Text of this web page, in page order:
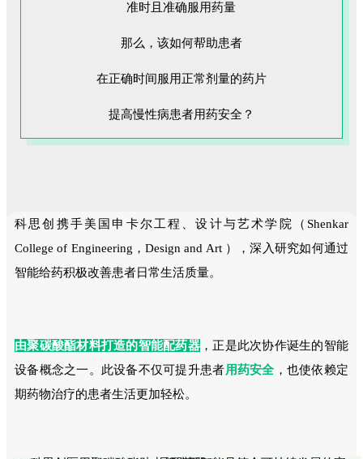
准时且准确服用药量
那么，该如何帮助患者
在正确时间服用正常剂量的药片
提高慢性病患者用药安全？
科思创携手美国申卡尔工程、设计与艺术学院（Shenkar
College of Engineering，Design and Art ），深入研究如何通过
智能给药积极改善患者日常生活质量。
由聚碳酸酯材料打造的智能配药器 ，正是此次协作诞生的智能
设备概念之一。此设备不仅可提升患者用药安全，也使依赖定
期药物治疗的患者生活更加轻松。